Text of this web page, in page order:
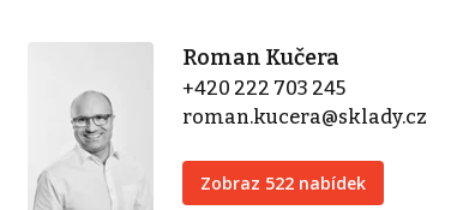
Roman Kučera
+420 222 703 245
roman.kucera@sklady.cz
Zobraz 522 nabídek